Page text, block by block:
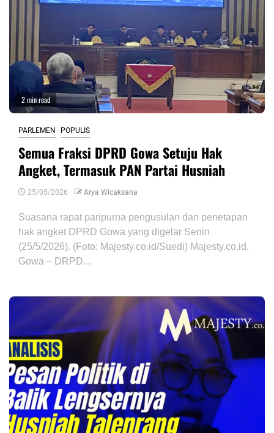
2 min read
PARLEMEN POPULIS
Semua Fraksi DPRD Gowa Setuju Hak
Angket, Termasuk PAN Partai Husniah
25/05/2026 Arya Wicaksana
Suasana rapat paripurna pengusulan dan penetapan
hak angket DPRD Gowa yang digelar Senin
(25/5/2026). (Foto: Majesty.co.id/Suedi) Majesty.co.id,
Gowa – DRPD...